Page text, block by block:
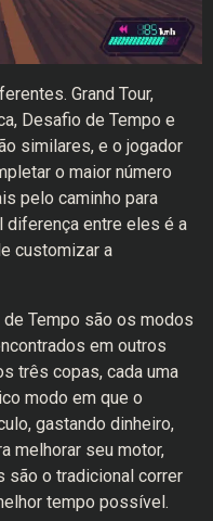
Grand Tour,
Desafio de Tempo e
similares, e o jogador
o maior número
pelo caminho para
diferença entre eles é a
customizar a
de Tempo são os modos
em outros
três copas, cada uma
modo em que o
gastando dinheiro,
melhorar seu motor,
são o tradicional correr
tempo possível.